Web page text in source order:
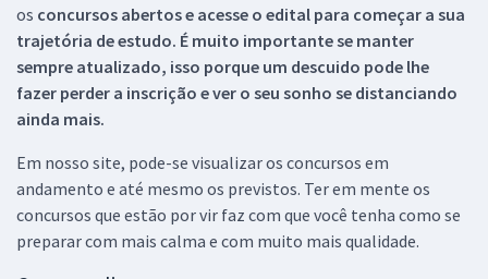
os concursos abertos e acesse o edital para começar a sua
trajetória de estudo. É muito importante se manter
sempre atualizado, isso porque um descuido pode lhe
fazer perder a inscrição e ver o seu sonho se distanciando
ainda mais.
Em nosso site, pode-se visualizar os concursos em
andamento e até mesmo os previstos. Ter em mente os
concursos que estão por vir faz com que você tenha como se
preparar com mais calma e com muito mais qualidade.